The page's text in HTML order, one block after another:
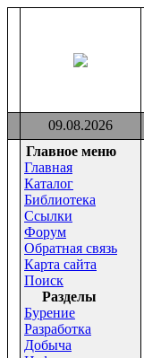
09.08.2026
Главное меню
Главная
Каталог
Библиотека
Ссылки
Форум
Обратная связь
Карта сайта
Поиск
Раздeлы
Бурение
Разработка
Добыча